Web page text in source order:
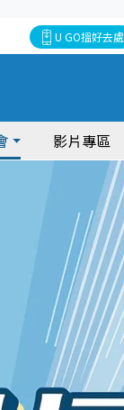
U GO搵好去處
影片專區